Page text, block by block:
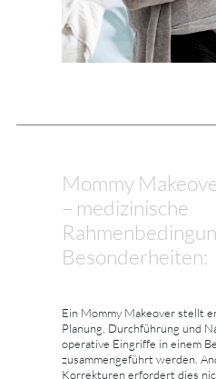
Mommy
– medizinische
Besonderheiten:
Ein Mommy Makeover stellt
Planung, Durchführung und
operative Eingriffe in einem
zusammengeführt werden.
Korrekturen erfordert dies